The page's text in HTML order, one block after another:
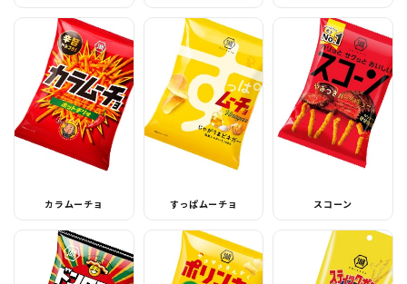
カラムーチョ すっぱムーチョ スコーン